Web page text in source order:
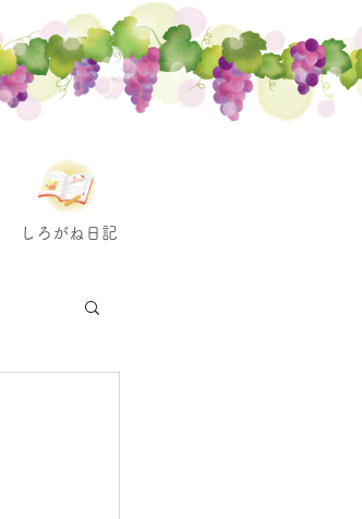
しろがね日記